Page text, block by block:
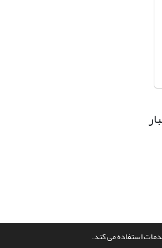
استفاده می کند.